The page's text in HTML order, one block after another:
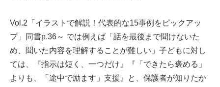
Vol.2「イラストで解説！代表的な15事例をピックアッ
プ」同書p.36～ では例えば「話を最後まで聞けないた
め、聞いた内容を理解することが難しい」子どもに対し
ては、『指示は短く、一つだけ』『「できたら褒める」
よりも、「途中で励ます」支援』と、保護者が知りたか